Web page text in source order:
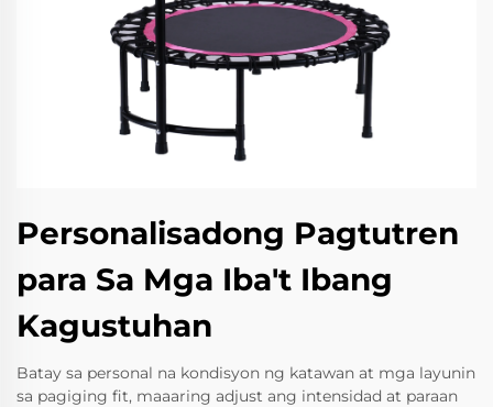
Personalisadong Pagtutren
para Sa Mga Iba't Ibang
Kagustuhan
Batay sa personal na kondisyon ng katawan at mga layunin
sa pagiging fit, maaaring adjust ang intensidad at paraan